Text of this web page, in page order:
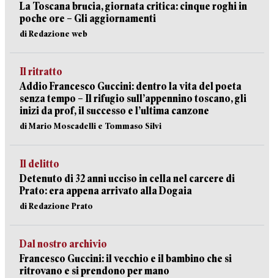
La Toscana brucia, giornata critica: cinque roghi in
poche ore – Gli aggiornamenti
di Redazione web
Il ritratto
Addio Francesco Guccini: dentro la vita del poeta
senza tempo – Il rifugio sull’appennino toscano, gli
inizi da prof, il successo e l’ultima canzone
di Mario Moscadelli e Tommaso Silvi
Il delitto
Detenuto di 32 anni ucciso in cella nel carcere di
Prato: era appena arrivato alla Dogaia
di Redazione Prato
Dal nostro archivio
Francesco Guccini: il vecchio e il bambino che si
ritrovano e si prendono per mano